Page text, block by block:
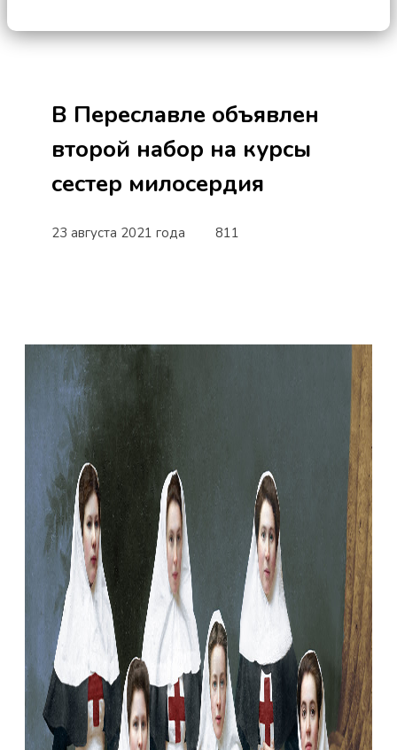
В Переславле объявлен
второй набор на курсы
сестер милосердия
23 августа 2021 года 811